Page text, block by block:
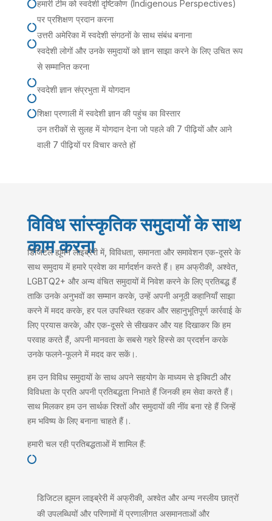
हमारी टीम को स्वदेशी दृष्टिकोण (Indigenous Perspectives)
पर प्रशिक्षण प्रदान करना

उत्तरी अमेरिका में स्वदेशी संगठनों के साथ संबंध बनाना

स्वदेशी लोगों और उनके समुदायों को ज्ञान साझा करने के लिए उचित रूप
से सम्मानित करना

स्वदेशी ज्ञान संप्रभुता में योगदान

शिक्षा प्रणाली में स्वदेशी ज्ञान की पहुंच का विस्तार

उन तरीकों से सुलह में योगदान देना जो पहले की 7 पीढ़ियों और आने
वाली 7 पीढ़ियों पर विचार करते हों
विविध सांस्कृतिक समुदायों के साथ
काम करना
डिजिटल ह्यूमन लाइब्रेरी में, विविधता, समानता और समावेशन एक-दूसरे के
साथ समुदाय में हमारे प्रवेश का मार्गदर्शन करते हैं। हम अफ्रीकी, अश्वेत,
LGBTQ2+ और अन्य वंचित समुदायों में निवेश करने के लिए प्रतिबद्ध हैं
ताकि उनके अनुभवों का सम्मान करके, उन्हें अपनी अनूठी कहानियाँ साझा
करने में मदद करके, हर पल उपस्थित रहकर और सहानुभूतिपूर्ण कार्रवाई के
लिए प्रयास करके, और एक-दूसरे से सीखकर और यह दिखाकर कि हम
परवाह करते हैं, अपनी मानवता के सबसे गहरे हिस्से का प्रदर्शन करके
उनके फलने-फूलने में मदद कर सकें।.
हम उन विविध समुदायों के साथ अपने सहयोग के माध्यम से इक्विटी और
विविधता के प्रति अपनी प्रतिबद्धता निभाते हैं जिनकी हम सेवा करते हैं।
साथ मिलकर हम उन सार्थक रिश्तों और समुदायों की नींव बना रहे हैं जिन्हें
हम भविष्य के लिए बनाना चाहते हैं।.
हमारी चल रही प्रतिबद्धताओं में शामिल हैं:

डिजिटल ह्यूमन लाइब्रेरी में अफ्रीकी, अश्वेत और अन्य नस्लीय छात्रों
की उपलब्धियों और परिणामों में प्रणालीगत असमानताओं और